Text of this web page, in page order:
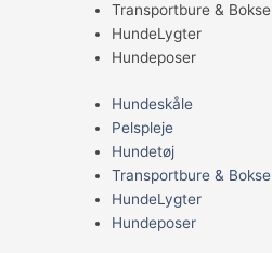
Transportbure & Bokse
HundeLygter
Hundeposer
Hundeskåle
Pelspleje
Hundetøj
Transportbure & Bokse
HundeLygter
Hundeposer